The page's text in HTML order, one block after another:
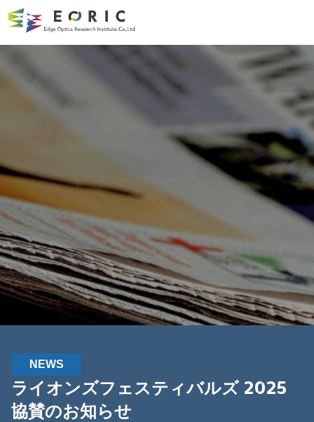
NEWS
ライオンズフェスティバルズ 2025
協賛のお知らせ